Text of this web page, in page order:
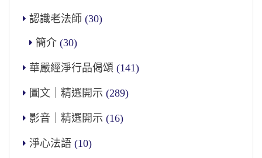
認識老法師 (30)
簡介 (30)
華嚴經淨行品偈頌 (141)
圖文｜精選開示 (289)
影音｜精選開示 (16)
淨心法語 (10)